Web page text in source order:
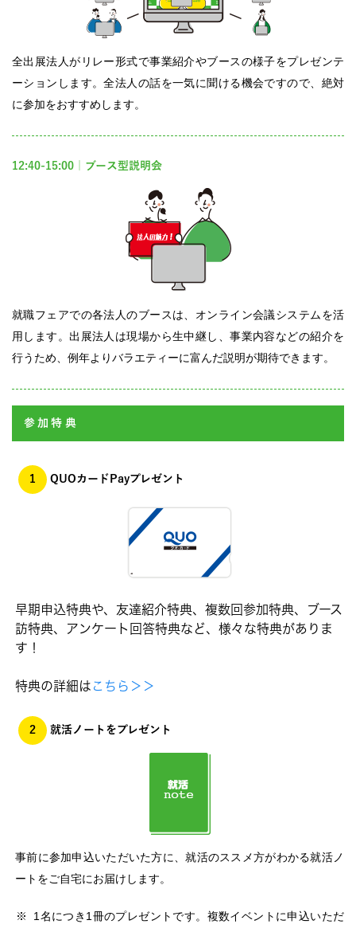
全出展法人がリレー形式で事業紹介やブースの様子をプレゼンテ
ーションします。全法人の話を一気に聞ける機会ですので、絶対
に参加をおすすめします。
12:40-15:00｜ブース型説明会
就職フェアでの各法人のブースは、オンライン会議システムを活
用します。出展法人は現場から生中継し、事業内容などの紹介を
行うため、例年よりバラエティーに富んだ説明が期待できます。
参加特典
1 QUOカードPayプレゼント
早期申込特典や、友達紹介特典、複数回参加特典、ブース
訪特典、アンケート回答特典など、様々な特典がありま
す！
特典の詳細は こちら＞＞
2 就活ノートをプレゼント
事前に参加申込いただいた方に、就活のススメ方がわかる就活ノ
ートをご自宅にお届けします。
1名につき1冊のプレゼントです。複数イベントに申込いただ